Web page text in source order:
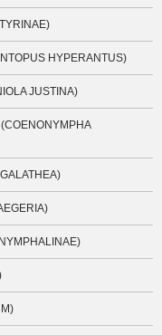
HYPERANTUS)
JUSTINA)